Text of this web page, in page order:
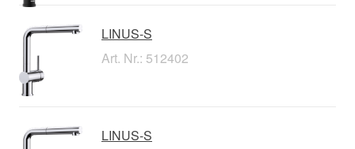
LINUS-S
Art. Nr.: 512402
LINUS-S